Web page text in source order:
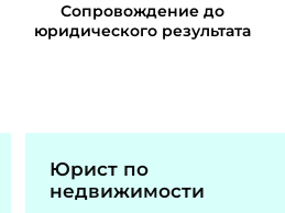
Сопровождение до
юридического результата
Юрист по
недвижимости